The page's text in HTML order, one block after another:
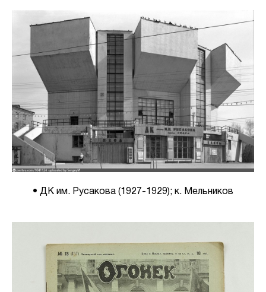
• ДК им. Русакова (1927-1929); к. Мельников